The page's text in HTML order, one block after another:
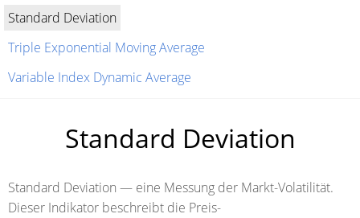
Standard Deviation
Triple Exponential Moving Average
Variable Index Dynamic Average
Standard Deviation
Standard Deviation — eine Messung der Markt-Volatilität.
Dieser Indikator beschreibt die Preis-